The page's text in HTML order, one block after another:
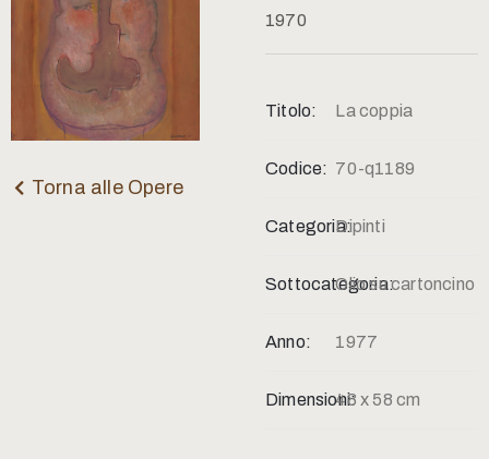
Torna alle Opere
1970
Titolo: La coppia
Codice: 70-q1189
Categoria:Dipinti
Sottocategoria:Olio su cartoncino
Anno: 1977
Dimensioni:48 x 58 cm